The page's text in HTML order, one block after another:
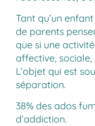
Tant qu’un
de parents
que si une
affective,
L’objet qui est
séparation.
38% des ados
d’addiction.